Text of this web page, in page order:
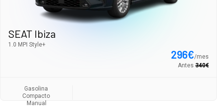
SEAT Ibiza
1.0 MPI Style+
296€/mes
Antes 340€
Gasolina
Compacto
Manual